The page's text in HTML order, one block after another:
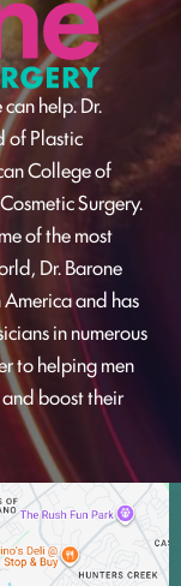
help. Dr.
of Plastic
College of
Surgery.
of the most
Dr. Barone
and has
in numerous
to helping men
boost their